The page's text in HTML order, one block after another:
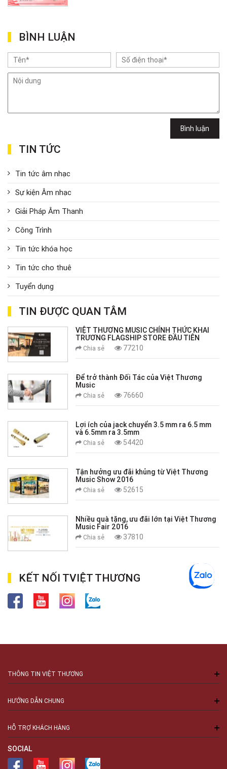
BÌNH LUẬN
Bình luận
TIN TỨC
Tin tức âm nhạc
Sự kiện Âm nhạc
Giải Pháp Âm Thanh
Công Trình
Tin tức khóa học
Tin tức cho thuê
Tuyển dụng
TIN ĐƯỢC QUAN TÂM
VIỆT THƯƠNG MUSIC CHÍNH THỨC KHAI
TRƯƠNG FLAGSHIP STORE ĐẦU TIÊN
Chia sẻ 77210
Để trở thành Đối Tác của Việt Thương
Music
Chia sẻ 76660
Lợi ích của jack chuyển 3.5 mm ra 6.5 mm
và 6.5mm ra 3.5mm
Chia sẻ 54420
Tận hưởng ưu đãi khủng từ Việt Thương
Music Show 2016
Chia sẻ 52615
Nhiều quà tặng, ưu đãi lớn tại Việt Thương
Music Fair 2016
Chia sẻ 37810
KẾT NỐI TVIỆT THƯƠNG
THÔNG TIN VIỆT THƯƠNG
HƯỚNG DẪN CHUNG
HỖ TRỢ KHÁCH HÀNG
SOCIAL